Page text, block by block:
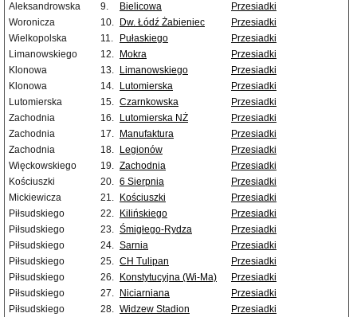
Aleksandrowska
9. Bielicowa
Przesiadki
Woronicza
10. Dw. Łódź Żabieniec
Przesiadki
Wielkopolska
11. Pułaskiego
Przesiadki
Limanowskiego
12. Mokra
Przesiadki
Klonowa
13. Limanowskiego
Przesiadki
Klonowa
14. Lutomierska
Przesiadki
Lutomierska
15. Czarnkowska
Przesiadki
Zachodnia
16. Lutomierska NŻ
Przesiadki
Zachodnia
17. Manufaktura
Przesiadki
Zachodnia
18. Legionów
Przesiadki
Więckowskiego
19. Zachodnia
Przesiadki
Kościuszki
20. 6 Sierpnia
Przesiadki
Mickiewicza
21. Kościuszki
Przesiadki
Piłsudskiego
22. Kilińskiego
Przesiadki
Piłsudskiego
23. Śmigłego-Rydza
Przesiadki
Piłsudskiego
24. Sarnia
Przesiadki
Piłsudskiego
25. CH Tulipan
Przesiadki
Piłsudskiego
26. Konstytucyjna (Wi-Ma)
Przesiadki
Piłsudskiego
27. Niciarniana
Przesiadki
Piłsudskiego
28. Widzew Stadion Przesiadki